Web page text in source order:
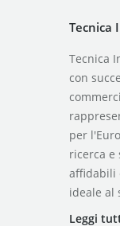
Tecnica
Tecnica
con
per
ricerca
affidabili
ideale al
Leggi